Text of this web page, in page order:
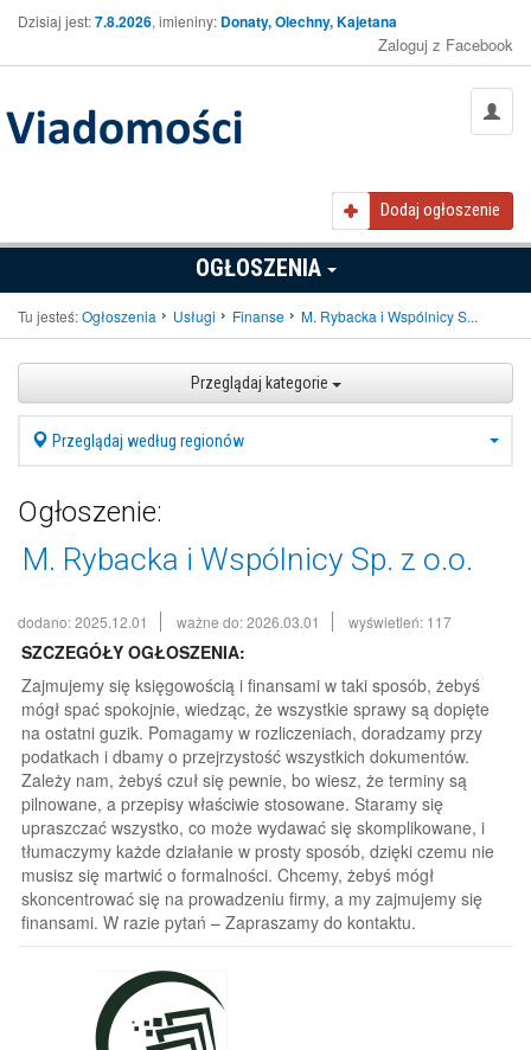
Dzisiaj jest:7.8.2026, imieniny: Donaty, Olechny, Kajetana
Zaloguj z Facebook
Dodaj ogłoszenie
OGŁOSZENIA
Tu jesteś:Ogłoszenia Usługi Finanse M. Rybacka i Wspólnicy S...
Przeglądaj kategorie
Przeglądaj według regionów
Ogłoszenie:
M. Rybacka i Wspólnicy Sp. z o.o.
dodano: 2025.12.01 ważne do: 2026.03.01 wyświetleń: 117
SZCZEGÓŁY OGŁOSZENIA:
Zajmujemy się księgowością i finansami w taki sposób, żebyś
mógł spać spokojnie, wiedząc, że wszystkie sprawy są dopięte
na ostatni guzik. Pomagamy w rozliczeniach, doradzamy przy
podatkach i dbamy o przejrzystość wszystkich dokumentów.
Zależy nam, żebyś czuł się pewnie, bo wiesz, że terminy są
pilnowane, a przepisy właściwie stosowane. Staramy się
upraszczać wszystko, co może wydawać się skomplikowane, i
tłumaczymy każde działanie w prosty sposób, dzięki czemu nie
musisz się martwić o formalności. Chcemy, żebyś mógł
skoncentrować się na prowadzeniu firmy, a my zajmujemy się
finansami. W razie pytań – Zapraszamy do kontaktu.